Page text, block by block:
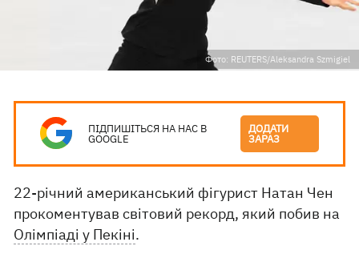
Фото: REUTERS/Aleksandra Szmigiel
ПІДПИШІТЬСЯ НА НАС В
GOOGLE
ДОДАТИ
ЗАРАЗ
22-річний американський фігурист Натан Чен
прокоментував світовий рекорд, який побив на
Олімпіаді у Пекіні.